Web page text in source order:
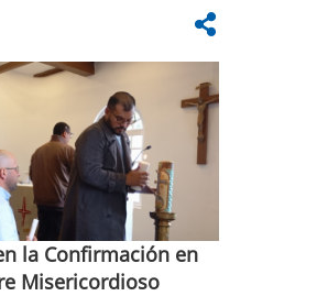
la Confirmación en
Misericordioso